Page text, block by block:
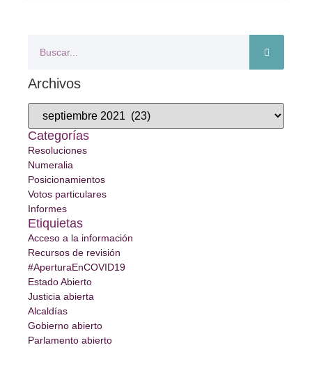
Archivos
Categorías
Resoluciones
Numeralia
Posicionamientos
Votos particulares
Informes
Etiquietas
Acceso a la información
Recursos de revisión
#AperturaEnCOVID19
Estado Abierto
Justicia abierta
Alcaldías
Gobierno abierto
Parlamento abierto